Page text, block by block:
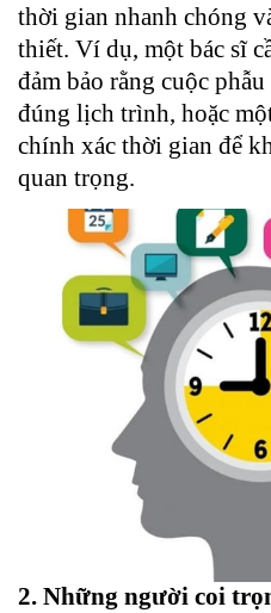
thời gian nhanh chóng
thiết. Ví dụ, một bác sĩ
đảm bảo rằng cuộc
đúng lịch trình, hoặc
chính xác thời gian để
quan trọng.
2. Những người coi